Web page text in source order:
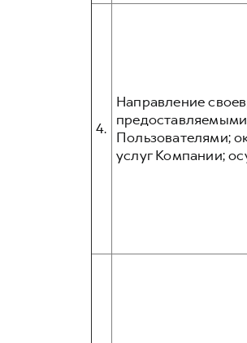
4.
Направление
Пользователями;
услуг Компании;